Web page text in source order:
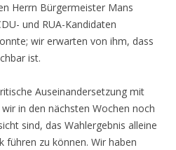
Herrn Bürgermeister Mans
und RUA-Kandidaten
wir erwarten von ihm, dass
ist.
Auseinandersetzung mit
in den nächsten Wochen noch
sind, das Wahlergebnis alleine
führen zu können. Wir haben